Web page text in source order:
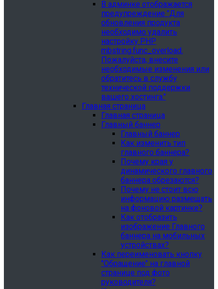
В админке отображается
предупреждение "Для
обновления продукта
необходимо удалить
настройку PHP
mbstring.func_overload.
Пожалуйста, внесите
необходимые изменения или
обратитесь в службу
технической поддержки
вашего хостинга."
Главная страница
Главная страница
Главный баннер
Главный баннер
Как изменить тип
главного баннера?
Почему края у
динамического главного
баннера обрезаются?
Почему не стоит всю
информацию размещать
на фоновой картинке?
Как отобразить
изображение Главного
баннера на мобильных
устройствах?
Как переименовать кнопку
"Обращение" на главной
странице под фото
руководителя?